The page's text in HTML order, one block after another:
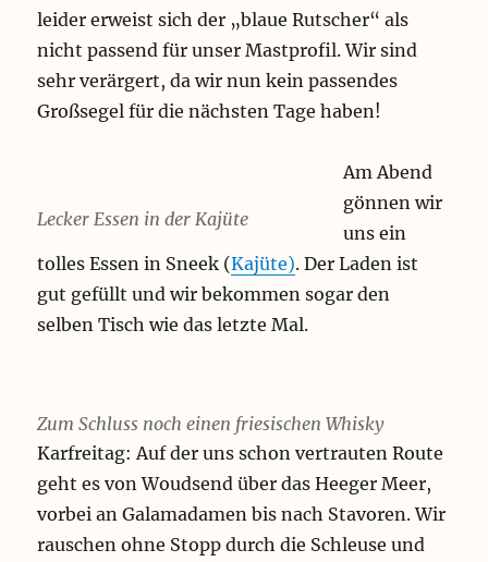
leider erweist sich der „blaue Rutscher“ als
nicht passend für unser Mastprofil. Wir sind
sehr verärgert, da wir nun kein passendes
Großsegel für die nächsten Tage haben!
Lecker Essen in der Kajüte
Am Abend
gönnen wir
uns ein
tolles Essen in Sneek (Kajüte). Der Laden ist
gut gefüllt und wir bekommen sogar den
selben Tisch wie das letzte Mal.
Zum Schluss noch einen friesischen Whisky
Karfreitag: Auf der uns schon vertrauten Route
geht es von Woudsend über das Heeger Meer,
vorbei an Galamadamen bis nach Stavoren. Wir
rauschen ohne Stopp durch die Schleuse und